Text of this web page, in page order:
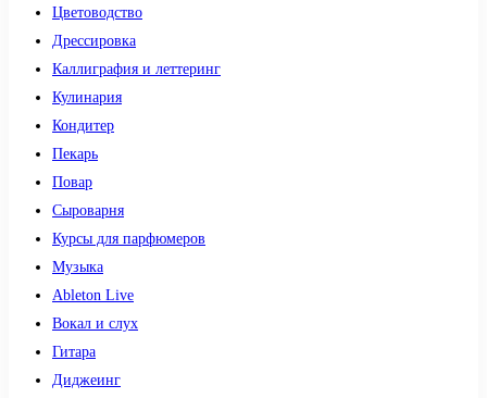
Цветоводство
Дрессировка
Каллиграфия и леттеринг
Кулинария
Кондитер
Пекарь
Повар
Сыроварня
Курсы для парфюмеров
Музыка
Ableton Live
Вокал и слух
Гитара
Диджеинг